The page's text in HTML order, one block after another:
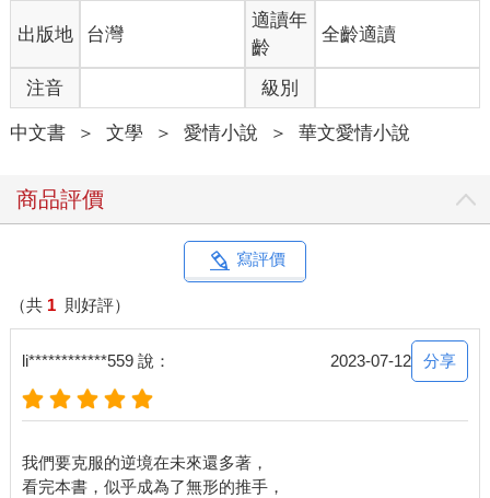
出版地 台灣
適讀年
齡
全齡適讀
注音 級別
中文書 ＞ 文學 ＞ 愛情小說 ＞ 華文愛情小說
商品評價
寫評價
（共 1 則好評）
li************559 說： 2023-07-12 分享
我們要克服的逆境在未來還多著，
看完本書，似乎成為了無形的推手，